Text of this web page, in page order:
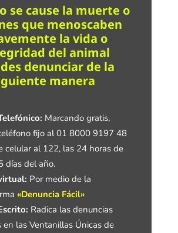
se cause la muerte o
que menoscaben
la vida o
del animal
denunciar de la
manera
Marcando gratis,
fijo al 01 8000 9197 48
celular al 122, las 24 horas de
días del año.
Por medio de la
«Denuncia Fácil»
Radica las denuncias
en las Ventanillas Únicas de